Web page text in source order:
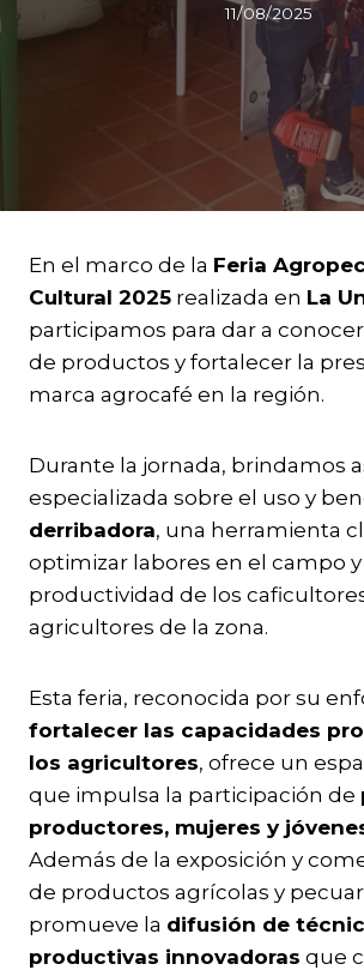
11/08/2025
En el marco de la Feria
Cultural 2025 realizada en La
participamos para dar a
de productos y fortalecer la
marca agrocafé en la región.
Durante la jornada, brindamos
especializada sobre el uso y
derribadora, una herramienta
optimizar labores en el campo
productividad de los
agricultores de la zona.
Esta feria, reconocida por su
fortalecer las capacidades
los agricultores, ofrece un
que impulsa la participación de
productores, mujeres y
Además de la exposición y
de productos agrícolas y
promueve la difusión de
productivas innovadoras que